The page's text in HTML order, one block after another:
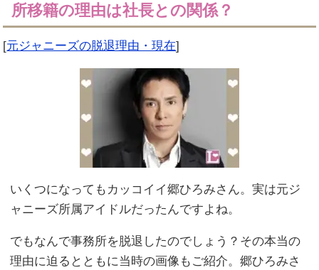
所移籍の理由は社長との関係？
[元ジャニーズの脱退理由・現在]
いくつになってもカッコイイ郷ひろみさん。実は元ジ
ャニーズ所属アイドルだったんですよね。
でもなんで事務所を脱退したのでしょう？その本当の
理由に迫るとともに当時の画像もご紹介。郷ひろみさ